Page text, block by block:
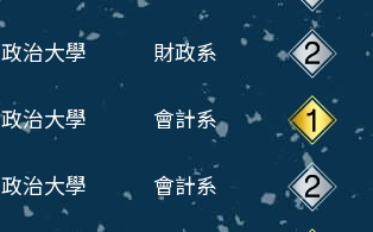
政治大學 財政系
政治大學 會計系
政治大學 會計系